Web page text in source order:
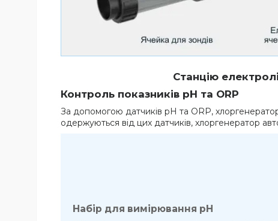
Станцію
Контроль показників pH та ORP
За допомогою датчиків pH та ORP,
одержуються від цих датчиків, хлоргенератор
Набір для вимірювання pH